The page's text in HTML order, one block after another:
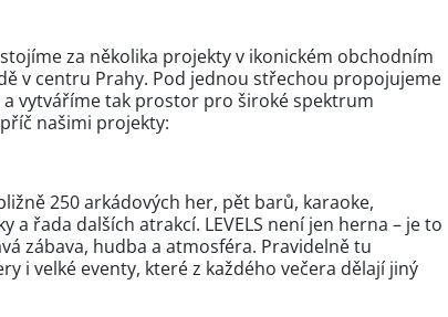
za několika projekty v ikonickém obchodním
v centru Prahy. Pod jednou střechou propojujeme
vytváříme tak prostor pro široké spektrum
našimi projekty:
250 arkádových her, pět barů, karaoke,
a řada dalších atrakcí. LEVELS není jen herna – je to
zábava, hudba a atmosféra. Pravidelně tu
i velké eventy, které z každého večera dělají jiný